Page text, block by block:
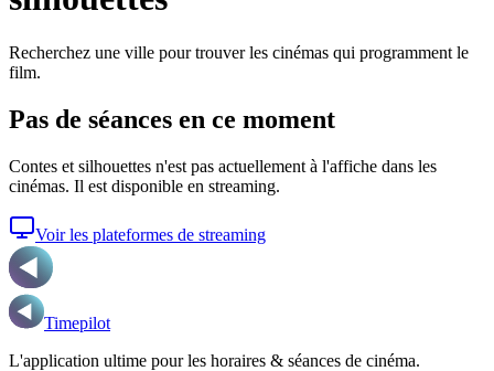
Recherchez une ville pour trouver les cinémas qui programment le
film.
Pas de séances en ce moment
Contes et silhouettes n'est pas actuellement à l'affiche dans les
cinémas. Il est disponible en streaming.
Voir les plateformes de streaming
Timepilot
L'application ultime pour les horaires & séances de cinéma.